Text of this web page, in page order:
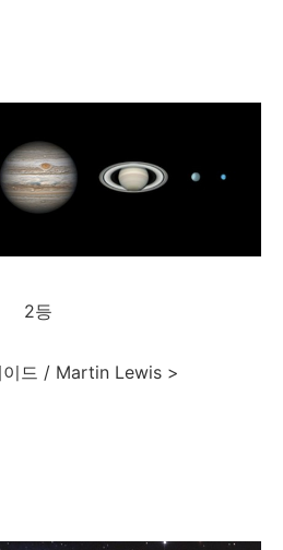
2등
이드 / Martin Lewis >